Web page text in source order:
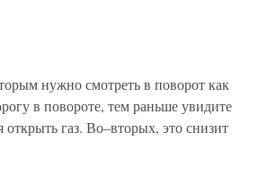
нужно смотреть в поворот как
в повороте, тем раньше увидите
газ. Во–вторых, это снизит